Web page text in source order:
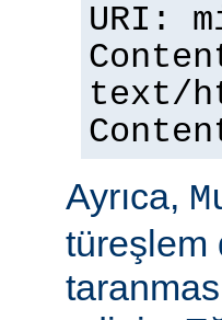
URI:
text/
Ayrıca,
türeşlem